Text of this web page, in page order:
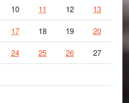
10 11 12 13
17 18 19 20
24 25 26 27